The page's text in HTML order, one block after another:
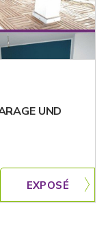
UND